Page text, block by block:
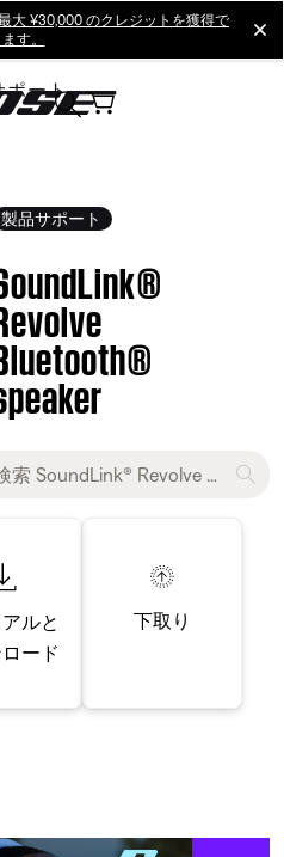
大 ¥30,000 のクレジットを獲得で
す。
ポート
製品サポート
ルと
ード
下取り